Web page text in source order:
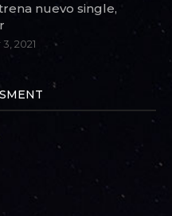
nuevo single,
2021